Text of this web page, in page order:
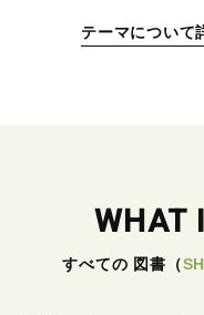
テーマについて
WHAT
すべての 図書 （